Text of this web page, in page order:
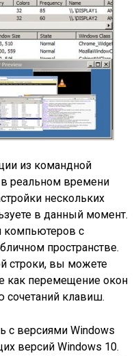
из командной
реальном времени
нескольких
в данный момент.
компьютеров с
пространстве.
строки, вы можете
как перемещение окон
клавиш.
с версиями Windows
версий Windows 10.